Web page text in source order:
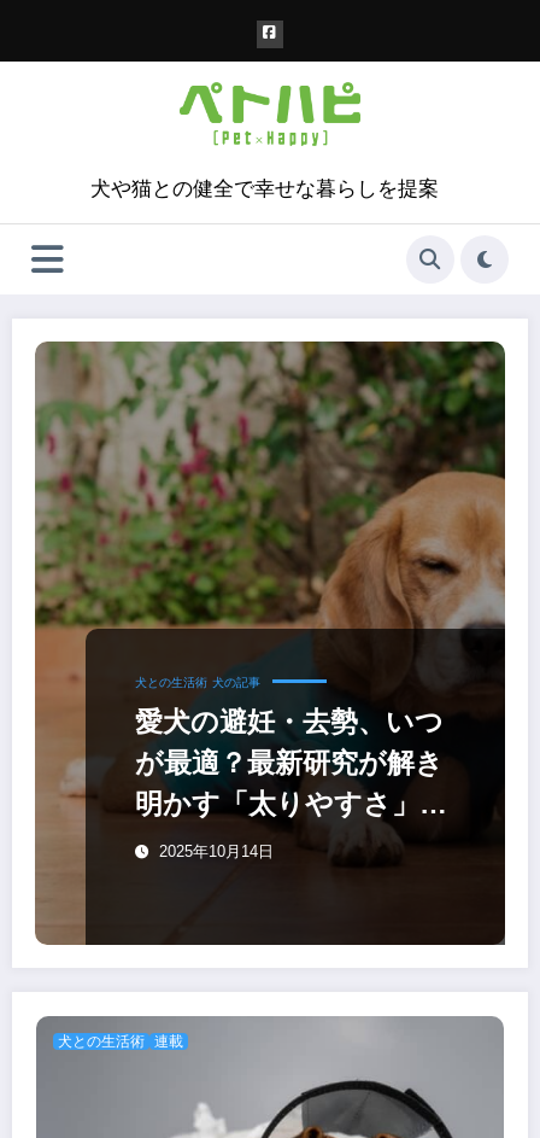
犬や猫との健全で幸せな暮らしを提案
犬との生活術 犬の記事
愛犬の避妊・去勢、いつ
が最適？最新研究が解き
明かす「太りやすさ」と
ベストタイミング
2025年10月14日
犬との生活術 連載